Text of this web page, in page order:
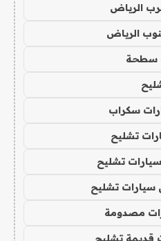
الرياض
الرياض
سطحة
سكراب
تشليح
تشليح
سيارات تشليح
مصدومة
قديمة تشليح